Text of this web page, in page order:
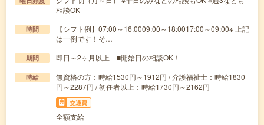
相談OK
時間
【シフト例】07:00～16:0009:00～18:0017:00～09:00※ 上記
は一例です！そ…
期間 即日～2ヶ月以上 ■開始日の相談OK！
時給
無資格の方：時給1530円～1912円 / 介護福祉士：時給1830
円～2287円 / 初任者以上：時給1730円～2162円
交通費
全額支給